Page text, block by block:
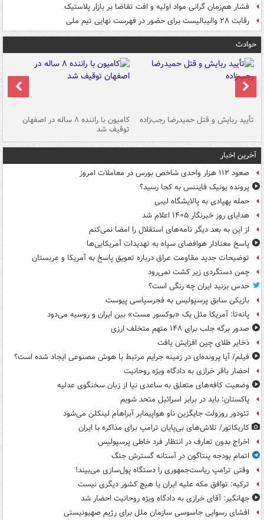
فشار هم‌زمان گرانی مواد اولیه و افت تقاضا بر بازار پلاستیک
رقابت ۲۸ والیبالیست برای حضور در فهرست نهایی تیم ملی
حوادث
تأیید ربایش و قتل حمیدرضا رجب‌زاده کامیون با راننده ۸ ساله در اصفهان
توقیف شد
آخرین اخبار
صعود ۱۱۲ هزار واحدی شاخص بورس در معاملات امروز
پرونده یونیک فایننس به کجا رسید؟
حمله پهپادی به پالایشگاه لیبی
هدایای روز خبرنگار ۱۴۰۵ اعلام شد
از این به بعد دیگر نامه‌های استقلال را امضا نمی‌کنم
پاسخ معنادار هوافضای سپاه به تهدیدات آمریکایی‌ها
توضیحات جدید مقاومت عراق درباره تعویق پاسخ به آمریکا و عربستان
چمن دستگردی زیر کشت نمی‌رود
حدس بزنید ایران چه رنگی است؟
بازیکن سابق پرسپولیس به فجرسپاسی پیوست
پانه‌تا: آمریکا مثل یک «بوکسور مست» بین ایران و روسیه می‌دود
صدور برگه جلب برای ۱۴۸ متهم متخلف ارزی
ذخایر طلای چین افزایش یافت
فیلم/ آیا پرونده‌ای در زمینه جرایم مرتبط با هوش مصنوعی ایجاد شده است؟
احضار باقر خرازی به دادگاه ویژه روحانیت
وضعیت کافه‌های متعلق به ساعدی نیا از زبان سخنگوی عدلیه
پاکستان: باید در برابر اسرائیل متحد شویم
تئودور روزولت جایگزین ناو هواپیمابر آبراهام لینکلن می‌شود
کاریکاتور/ تلاش‌های بی‌پایان ترامپ برای مذاکره با ایران
اخراج بدون تعارف در انتظار فرد خاطی پرسپولیس
اتمام بودجه پنتاگون در آستانه گسترش جنگ
وقتی ترامپ ریاست‌جمهوری را دستگاه پول‌سازی می‌بیند!
ترکیه: توافق مکه علیه ایران یا هیچ کشور دیگری نیست
جهانگیر: آقای خرازی به دادگاه ویژه روحانیت احضار شد
افشای رسوایی جاسوسی سازمان ملل برای رژیم صهیونیستی